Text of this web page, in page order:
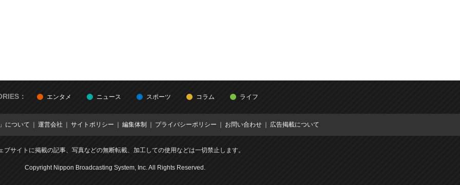
： エンタメ ニュース スポーツ コラム ライフ
について 運営会社 サイトポリシー 編集体制 プライバシーポリシー お問い合わせ 広告掲載について
ブサイトに掲載の記事、写真などの無断転載、加工しての使用などは一切禁止します。
Copyright Nippon Broadcasting System, Inc. All Rights Reserved.